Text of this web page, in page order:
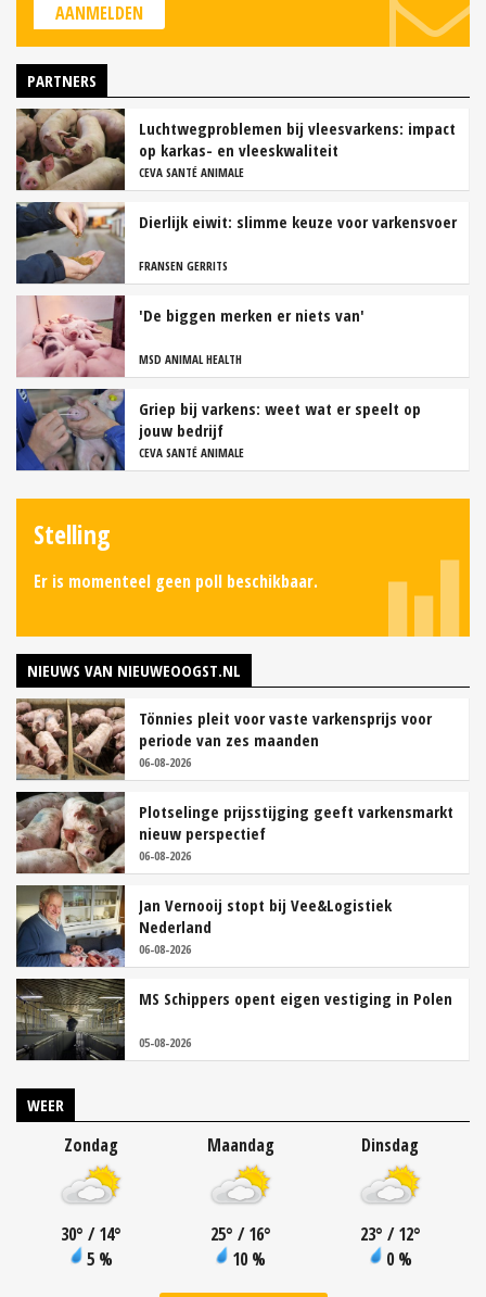
AANMELDEN
PARTNERS
Luchtwegproblemen bij vleesvarkens: impact
op karkas- en vleeskwaliteit
CEVA SANTÉ ANIMALE
Dierlijk eiwit: slimme keuze voor varkensvoer
FRANSEN GERRITS
'De biggen merken er niets van'
MSD ANIMAL HEALTH
Griep bij varkens: weet wat er speelt op
jouw bedrijf
CEVA SANTÉ ANIMALE
Stelling
Er is momenteel geen poll beschikbaar.
NIEUWS VAN NIEUWEOOGST.NL
Tönnies pleit voor vaste varkensprijs voor
periode van zes maanden
06-08-2026
Plotselinge prijsstijging geeft varkensmarkt
nieuw perspectief
06-08-2026
Jan Vernooij stopt bij Vee&Logistiek
Nederland
06-08-2026
MS Schippers opent eigen vestiging in Polen
05-08-2026
WEER
Zondag
30° / 14°
5 %
Maandag
25° / 16°
10 %
Dinsdag
23° / 12°
0 %